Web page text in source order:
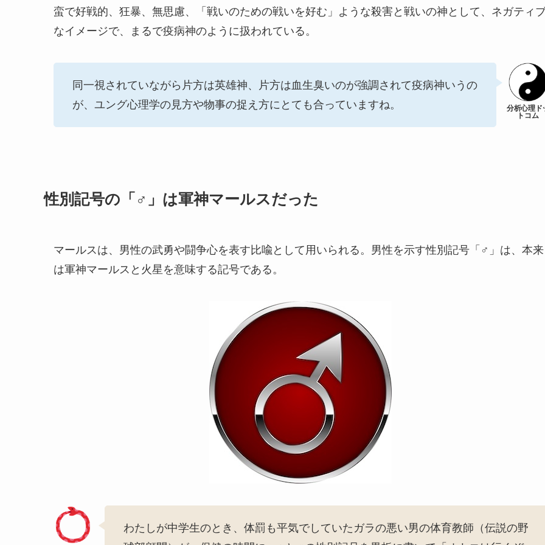
蛮で好戦的、狂暴、無思慮、「戦いのための戦いを好む」ような殺害と戦いの神として、ネガティ
なイメージで、まるで疫病神のように扱われている。
同一視されていながら片方は英雄神、片方は血生臭いのが強調されて疫病神いうの
が、ユング心理学の見方や物事の捉え方にとても合っていますね。
性別記号の「♂」は軍神マールスだった
マールスは、男性の武勇や闘争心を表す比喩として用いられる。男性を示す性別記号「♂」は、本来
は軍神マールスと火星を意味する記号である。
わたしが中学生のとき、体罰も平気でしていたガラの悪い男の体育教師（伝説の野